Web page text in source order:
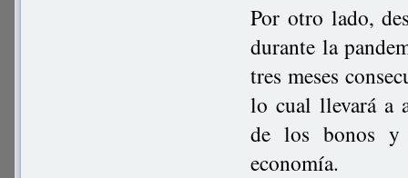
Por otro lado,
durante la
tres meses
lo cual llevará a
de los bonos y
economía.